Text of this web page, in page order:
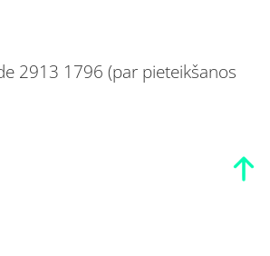
2913 1796 (par pieteikšanos